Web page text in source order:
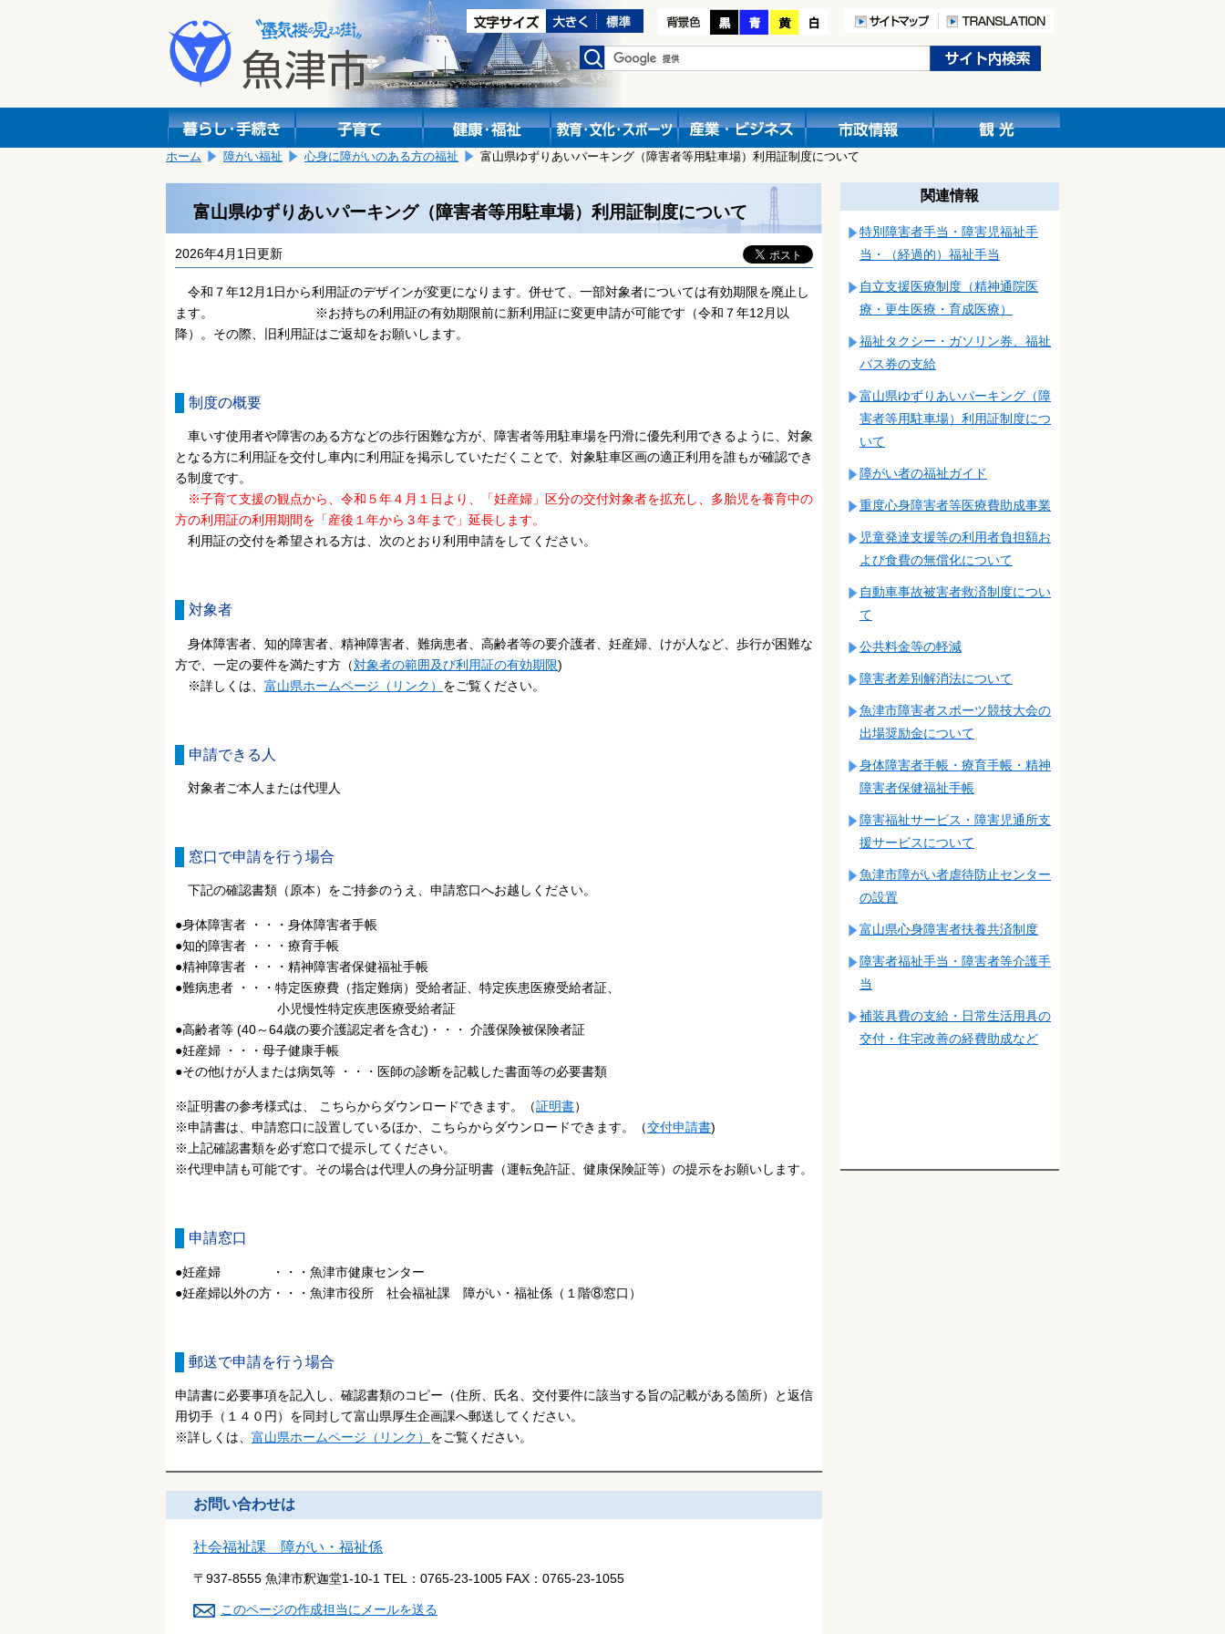
し
ホーム 障がい福祉 心身に障がいのある方の福祉 富山県ゆずりあいパーキング（障害者等用駐車場）利用証制度について
富山県ゆずりあいパーキング（障害者等用駐車場）利用証制度について
2026年4月1日更新
令和７年12月1日から利用証のデザインが変更になります。併せて、一部対象者については有効期限を廃止し
ます。 ※お持ちの利用証の有効期限前に新利用証に変更申請が可能です（令和７年12月以
降）。その際、旧利用証はご返却をお願いします。
制度の概要
車いす使用者や障害のある方などの歩行困難な方が、障害者等用駐車場を円滑に優先利用できるように、対象
となる方に利用証を交付し車内に利用証を掲示していただくことで、対象駐車区画の適正利用を誰もが確認でき
る制度です。
※子育て支援の観点から、令和５年４月１日より、「妊産婦」区分の交付対象者を拡充し、多胎児を養育中の
方の利用証の利用期間を「産後１年から３年まで」延長します。
利用証の交付を希望される方は、次のとおり利用申請をしてください。
対象者
身体障害者、知的障害者、精神障害者、難病患者、高齢者等の要介護者、妊産婦、けが人など、歩行が困難な
方で、一定の要件を満たす方（対象者の範囲及び利用証の有効期限)
※詳しくは、 富山県ホームページ（リンク） をご覧ください。
申請できる人
対象者ご本人または代理人
窓口で申請を行う場合
下記の確認書類（原本）をご持参のうえ、申請窓口へお越しください。
●身体障害者 ・・・身体障害者手帳
●知的障害者 ・・・療育手帳
●精神障害者 ・・・精神障害者保健福祉手帳
●難病患者 ・・・特定医療費（指定難病）受給者証、特定疾患医療受給者証、
小児慢性特定疾患医療受給者証
●高齢者等 (40～64歳の要介護認定者を含む)・・・ 介護保険被保険者証
●妊産婦 ・・・母子健康手帳
●その他けが人または病気等 ・・・医師の診断を記載した書面等の必要書類
※証明書の参考様式は、 こちらからダウンロードできます。（証明書）
※申請書は、申請窓口に設置しているほか、こちらからダウンロードできます。（交付申請書)
※上記確認書類を必ず窓口で提示してください。
※代理申請も可能です。その場合は代理人の身分証明書（運転免許証、健康保険証等）の提示をお願いします。
申請窓口
●妊産婦 ・・・魚津市健康センター
●妊産婦以外の方・・・魚津市役所 社会福祉課 障がい・福祉係（１階⑧窓口）
郵送で申請を行う場合
申請書に必要事項を記入し、確認書類のコピー（住所、氏名、交付要件に該当する旨の記載がある箇所）と返信
用切手（１４０円）を同封して富山県厚生企画課へ郵送してください。
※詳しくは、 富山県ホームページ（リンク） をご覧ください。
お問い合わせは
社会福祉課 障がい・福祉係
〒937-8555 魚津市釈迦堂1-10-1 TEL： 0765-23-1005 FAX： 0765-23-1055
このページの作成担当にメールを送る
関連情報
特別障害者手当・障害児福祉手
当・（経過的）福祉手当
自立支援医療制度（精神通院医
療・更生医療・育成医療）
福祉タクシー・ガソリン券、福祉
バス券の支給
富山県ゆずりあいパーキング（障
害者等用駐車場）利用証制度につ
いて
障がい者の福祉ガイド
重度心身障害者等医療費助成事業
児童発達支援等の利用者負担額お
よび食費の無償化について
自動車事故被害者救済制度につい
て
公共料金等の軽減
障害者差別解消法について
魚津市障害者スポーツ競技大会の
出場奨励金について
身体障害者手帳・療育手帳・精神
障害者保健福祉手帳
障害福祉サービス・障害児通所支
援サービスについて
魚津市障がい者虐待防止センター
の設置
富山県心身障害者扶養共済制度
障害者福祉手当・障害者等介護手
当
補装具費の支給・日常生活用具の
交付・住宅改善の経費助成など